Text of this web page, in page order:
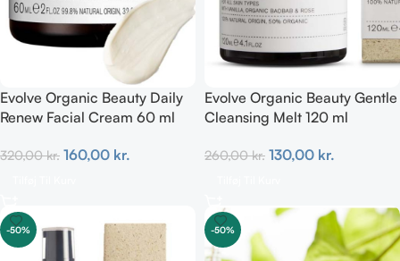
Evolve Organic Beauty Daily
Renew Facial Cream 60 ml
320,00kr. 160,00 kr.
Evolve Organic Beauty Gentle
Cleansing Melt 120 ml
260,00kr. 130,00 kr.
-50% -50%